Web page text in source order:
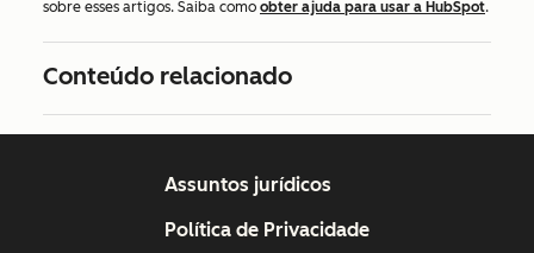
sobre esses artigos. Saiba como obter ajuda para usar a HubSpot.
Conteúdo relacionado
Assuntos jurídicos
Política de Privacidade